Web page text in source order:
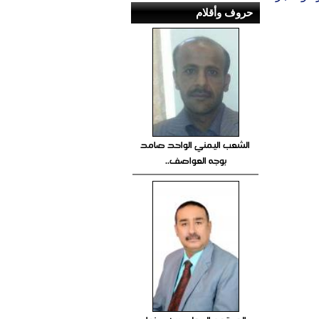
حروف وأقلام
الشعب اليمني الواحد صامد
بوجه العواصف..